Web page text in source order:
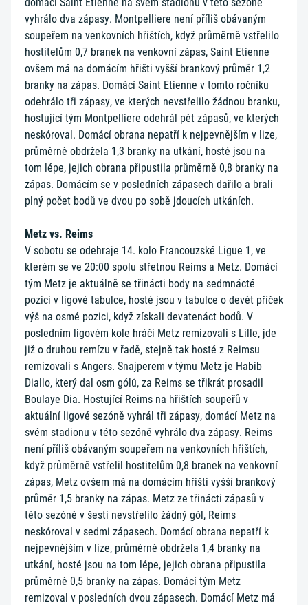
vyhrálo dva zápasy. Montpelliere není příliš obávaným
soupeřem na venkovních hřištích, když průměrně vstřelilo
hostitelům 0,7 branek na venkovní zápas, Saint Etienne
ovšem má na domácím hřišti vyšší brankový průměr 1,2
branky na zápas. Domácí Saint Etienne v tomto ročníku
odehrálo tři zápasy, ve kterých nevstřelilo žádnou branku,
hostující tým Montpelliere odehrál pět zápasů, ve kterých
neskóroval. Domácí obrana nepatří k nejpevnějším v lize,
průměrně obdržela 1,3 branky na utkání, hosté jsou na
tom lépe, jejich obrana připustila průměrně 0,8 branky na
zápas. Domácím se v posledních zápasech dařilo a brali
plný počet bodů ve dvou po sobě jdoucích utkáních.
Metz vs. Reims
V sobotu se odehraje 14. kolo Francouzské Ligue 1, ve
kterém se ve 20:00 spolu střetnou Reims a Metz. Domácí
tým Metz je aktuálně se třinácti body na sedmnácté
pozici v ligové tabulce, hosté jsou v tabulce o devět příček
výš na osmé pozici, když získali devatenáct bodů. V
posledním ligovém kole hráči Metz remizovali s Lille, jde
již o druhou remízu v řadě, stejně tak hosté z Reimsu
remizovali s Angers. Snajperem v týmu Metz je Habib
Diallo, který dal osm gólů, za Reims se třikrát prosadil
Boulaye Dia. Hostující Reims na hřištích soupeřů v
aktuální ligové sezóně vyhrál tři zápasy, domácí Metz na
svém stadionu v této sezóně vyhrálo dva zápasy. Reims
není příliš obávaným soupeřem na venkovních hřištích,
když průměrně vstřelil hostitelům 0,8 branek na venkovní
zápas, Metz ovšem má na domácím hřišti vyšší brankový
průměr 1,5 branky na zápas. Metz ze třinácti zápasů v
této sezóně v šesti nevstřelilo žádný gól, Reims
neskóroval v sedmi zápasech. Domácí obrana nepatří k
nejpevnějším v lize, průměrně obdržela 1,4 branky na
utkání, hosté jsou na tom lépe, jejich obrana připustila
průměrně 0,5 branky na zápas. Domácí tým Metz
remizoval v posledních dvou zápasech. Domácí Metz má